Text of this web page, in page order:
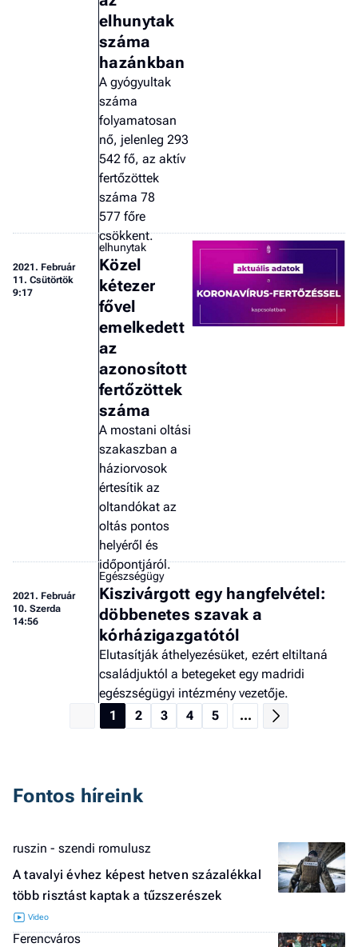
elhunytak
száma
hazánkban
A gyógyultak
száma
folyamatosan
nő, jelenleg 293
542 fő, az aktív
fertőzöttek
száma 78
577 főre
csökkent.
2021. Február
11. Csütörtök
9:17
elhunytak
Közel
kétezer
fővel
emelkedett
az
azonosított
fertőzöttek
száma
A mostani oltási
szakaszban a
háziorvosok
értesítik az
oltandókat az
oltás pontos
helyéről és
időpontjáról.
2021. Február
10. Szerda
14:56
Egészségügy
Kiszivárgott egy hangfelvétel:
döbbenetes szavak a
kórházigazgatótól
Elutasítják áthelyezésüket, ezért eltiltaná
családjuktól a betegeket egy madridi
egészségügyi intézmény vezetője.
1
2 3 4 5 ...
Fontos híreink
ruszin - szendi romulusz
A tavalyi évhez képest hetven százalékkal
több risztást kaptak a tűzszerészek
Ferencváros